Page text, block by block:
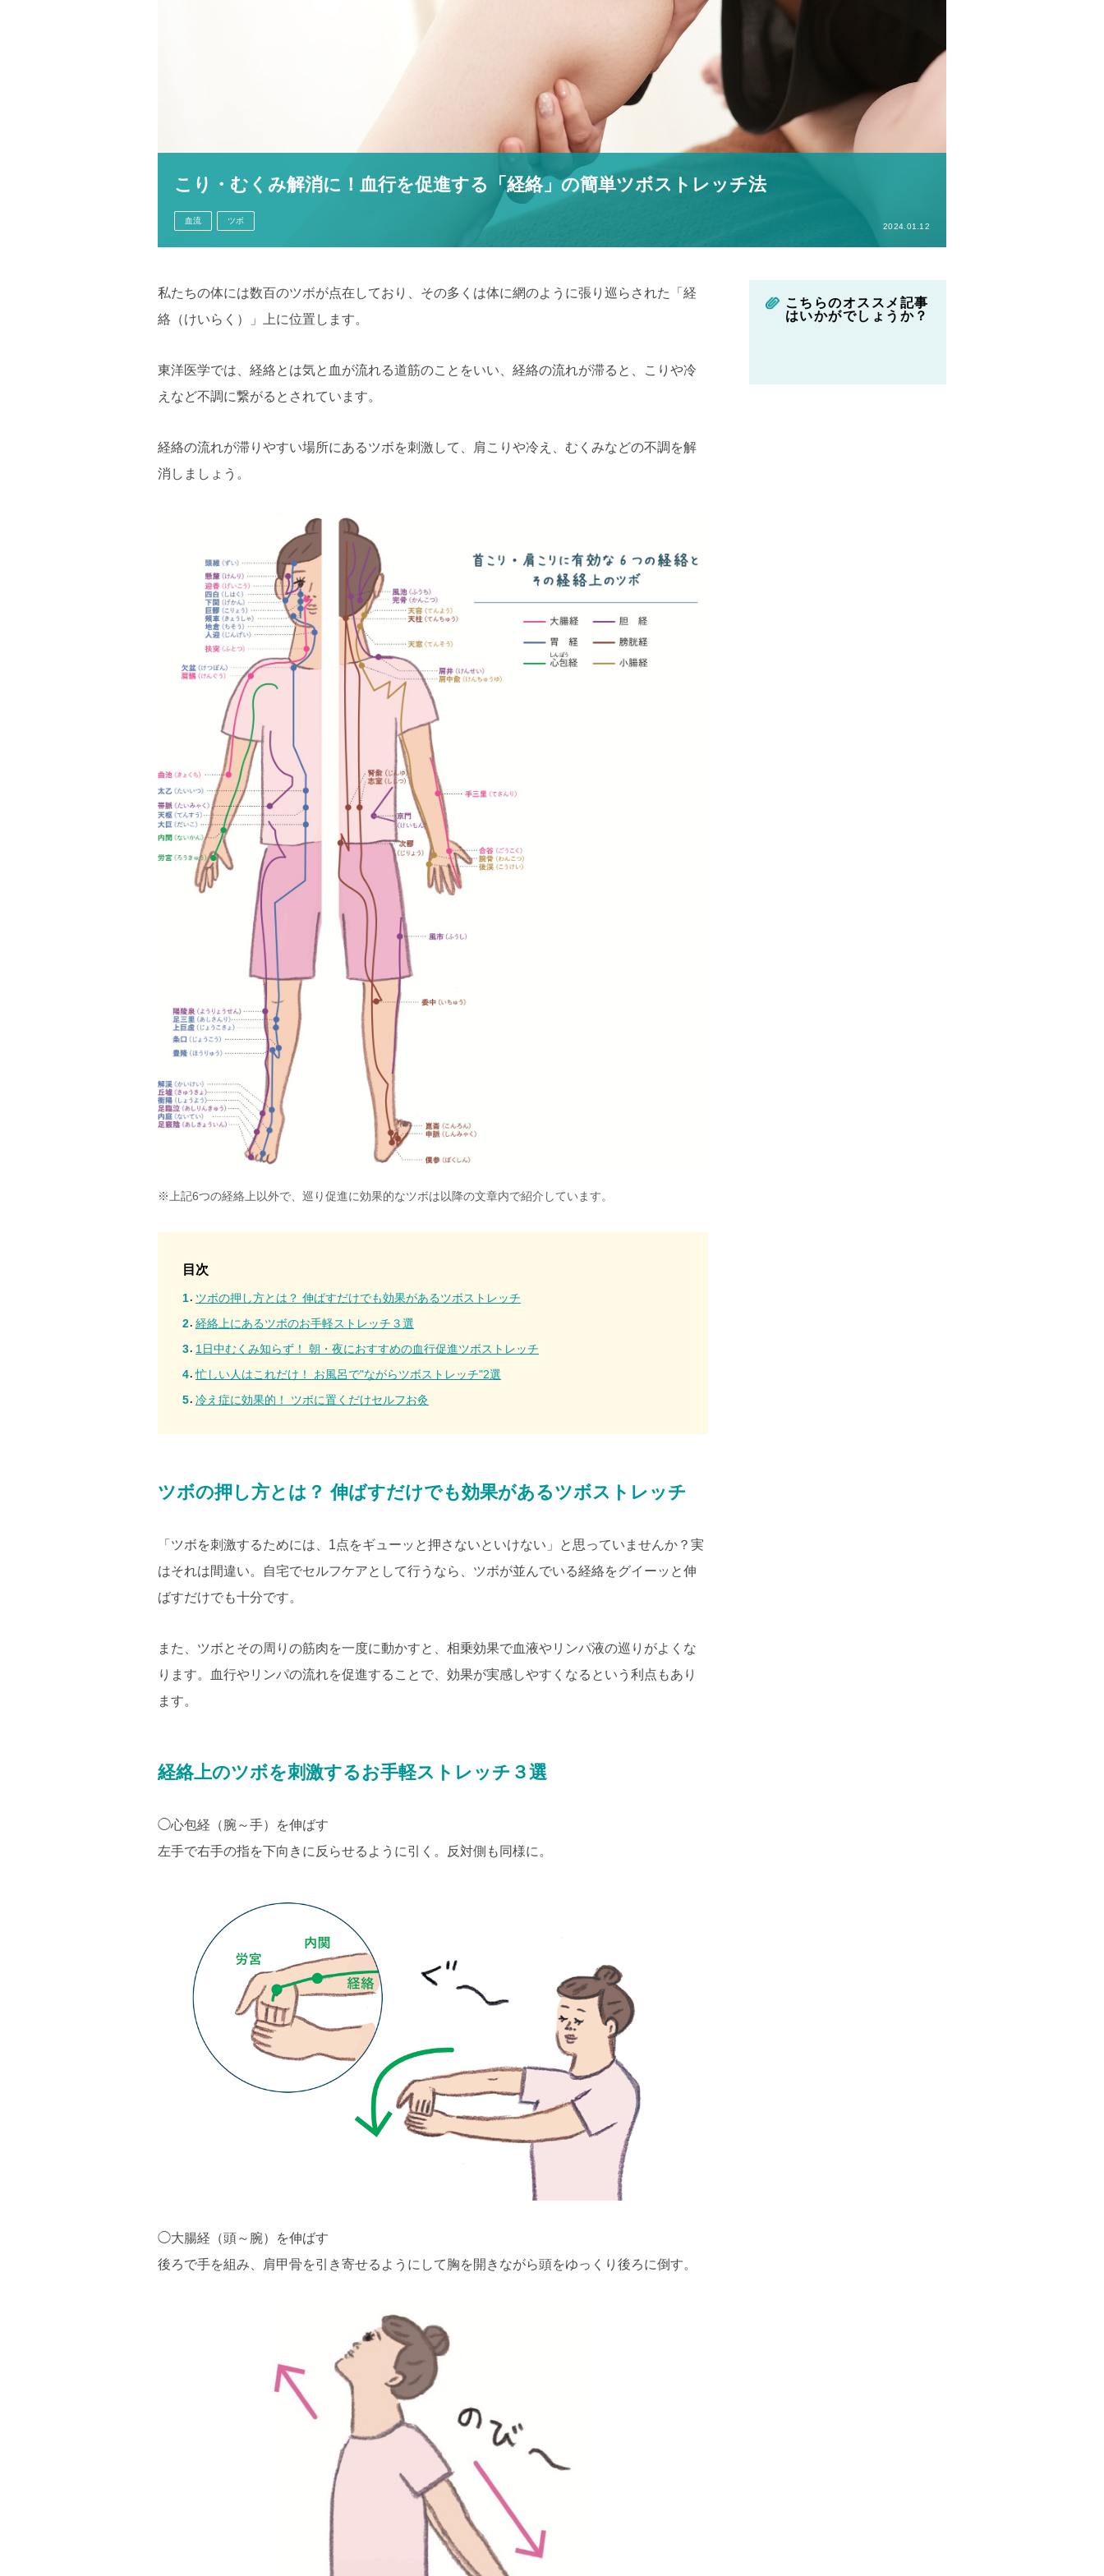
2024.01.12
こり・むくみ解消に！血行を促進する「経絡」の簡単ツボストレッチ法
血流 ツボ
私たちの体には数百のツボが点在しており、その多くは体に網のように張り巡らされた「経
絡（けいらく）」上に位置します。
東洋医学では、経絡とは気と血が流れる道筋のことをいい、経絡の流れが滞ると、こりや冷
えなど不調に繋がるとされています。
経絡の流れが滞りやすい場所にあるツボを刺激して、肩こりや冷え、むくみなどの不調を解
消しましょう。
※上記6つの経絡上以外で、巡り促進に効果的なツボは以降の文章内で紹介しています。
目次
ツボの押し方とは？ 伸ばすだけでも効果があるツボストレッチ
経絡上にあるツボのお手軽ストレッチ３選
1日中むくみ知らず！ 朝・夜におすすめの血行促進ツボストレッチ
忙しい人はこれだけ！ お風呂で"ながらツボストレッチ"2選
冷え症に効果的！ ツボに置くだけセルフお灸
ツボの押し方とは？ 伸ばすだけでも効果があるツボストレッチ
「ツボを刺激するためには、1点をギューッと押さないといけない」と思っていませんか？実
はそれは間違い。自宅でセルフケアとして行うなら、ツボが並んでいる経絡をグイーッと伸
ばすだけでも十分です。
また、ツボとその周りの筋肉を一度に動かすと、相乗効果で血液やリンパ液の巡りがよくな
ります。血行やリンパの流れを促進することで、効果が実感しやすくなるという利点もあり
ます。
経絡上のツボを刺激するお手軽ストレッチ３選
◯心包経（腕～手）を伸ばす
左手で右手の指を下向きに反らせるように引く。反対側も同様に。
◯大腸経（頭～腕）を伸ばす
後ろで手を組み、肩甲骨を引き寄せるようにして胸を開きながら頭をゆっくり後ろに倒す。
こちらのオススメ記事
はいかがでしょうか？